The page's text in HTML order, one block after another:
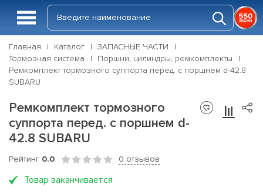
Главная Каталог
ЗАПАСНЫЕ ЧАСТИ
Тормозная система
Поршни, цилиндры, ремкомплекты
Ремкомплект тормозного суппорта перед. с поршнем d-42.8
SUBARU
Ремкомплект тормозного
суппорта перед. с поршнем d-
42.8 SUBARU
Рейтинг 0.0 0 отзывов
Товар заканчивается